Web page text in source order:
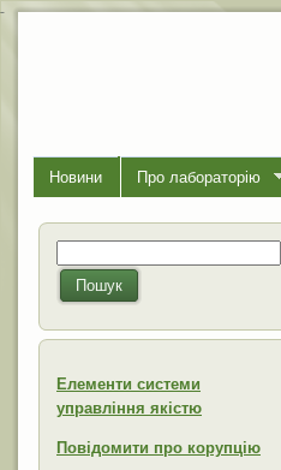
-
Новини Про лабораторiю
Пошукова форма
Пошук
Елементи системи
управління якістю
Повідомити про корупцію